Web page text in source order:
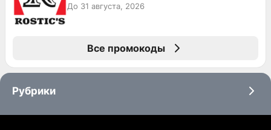
До 31 августа, 2026
Все промокоды
Рубрики